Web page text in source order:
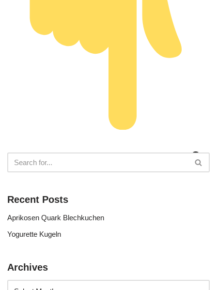
Recent Posts
Aprikosen Quark Blechkuchen
Yogurette Kugeln
Archives